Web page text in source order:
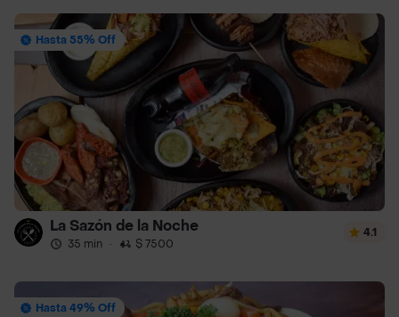
Hasta 55% Off
La Sazón de la Noche
35 min · $ 7500
4.1
Hasta 49% Off